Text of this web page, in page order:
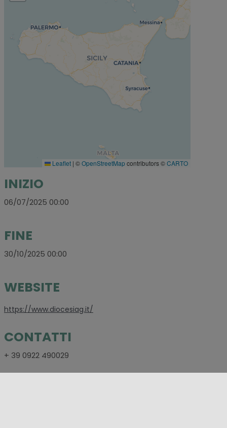
Leaflet | ©OpenStreetMapcontributors ©CARTO
INIZIO
06/07/2025 00:00
FINE
30/10/2025 00:00
WEBSITE
https://www.diocesiag.it/
CONTATTI
+ 39 0922 490029